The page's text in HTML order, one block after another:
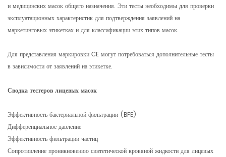
и медицинских масок общего назначения. Эти тесты необходимы для проверки
эксплуатационных характеристик для подтверждения заявлений на
маркетинговых этикетках и для классификации этих типов масок.
Для представления маркировки CE могут потребоваться дополнительные тесты
в зависимости от заявлений на этикетке.
Сводка тестеров лицевых масок
Эффективность бактериальной фильтрации (BFE)
Дифференциальное давление
Эффективность фильтрации частиц
Сопротивление проникновению синтетической кровяной жидкости для лицевых